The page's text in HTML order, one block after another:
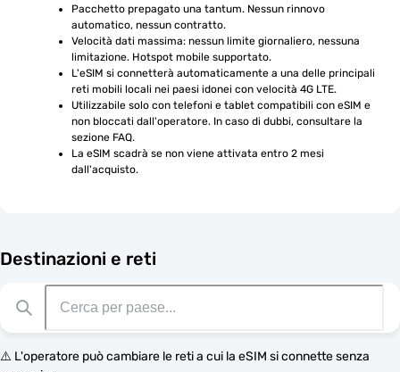
Pacchetto prepagato una tantum. Nessun rinnovo
automatico, nessun contratto.
Velocità dati massima: nessun limite giornaliero, nessuna
limitazione. Hotspot mobile supportato.
L'eSIM si connetterà automaticamente a una delle principali
reti mobili locali nei paesi idonei con velocità 4G LTE.
Utilizzabile solo con telefoni e tablet compatibili con eSIM e
non bloccati dall'operatore. In caso di dubbi, consultare la
sezione FAQ.
La eSIM scadrà se non viene attivata entro 2 mesi
dall'acquisto.
Destinazioni e reti
⚠️ L'operatore può cambiare le reti a cui la eSIM si connette senza